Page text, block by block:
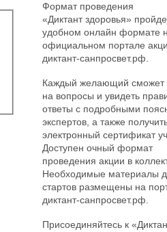
Формат проведения
«Диктант здоровья»
удобном онлайн формате
официальном портале
диктант-санпросвет.рф.
Каждый желающий сможет
на вопросы и увидеть
ответы с подробными
экспертов, а также
электронный сертификат
Доступен очный формат
проведения акции в
Необходимые материалы
стартов размещены на
диктант-санпросвет.рф.
Присоединяйтесь к